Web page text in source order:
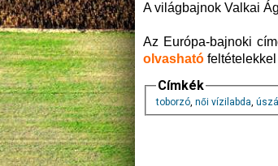
A világbajnok Valkai
Az Európa-bajnoki
olvasható
Címkék
toborzó, női vízilabda,